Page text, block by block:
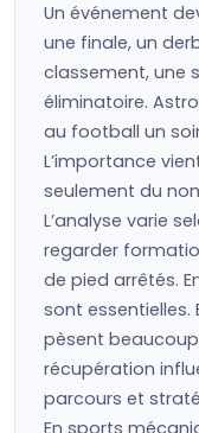
Un événement
une finale, un
classement, une
éliminatoire.
au football un
L’importance
seulement du
L’analyse varie
regarder
de pied arrêtés.
sont essentielles.
pèsent
récupération
parcours et
En sports